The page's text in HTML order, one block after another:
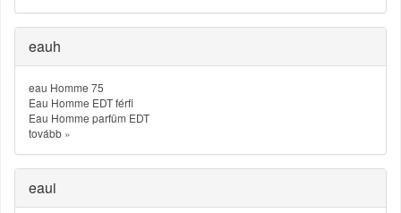
eauh
eau Homme 75
Eau Homme EDT férfi
Eau Homme parfüm EDT
tovább »
eaui